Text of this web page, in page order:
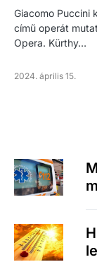
Giacomo Puccini
című operát
Opera. Kürthy…
2024. április 15.